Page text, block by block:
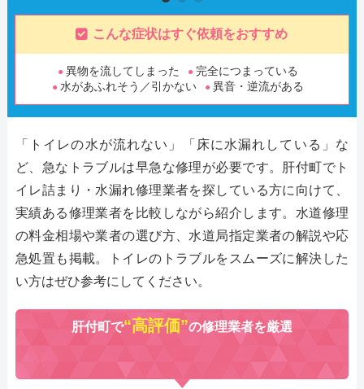
こんな症状はすぐ依頼をおすすめ
異物を流してしまった
完全につまっている
水があふれそう／引かない
異音・逆流がある
「トイレの水が流れない」「床に水漏れしている」な
ど、急なトラブルは早急な修理が必要です。肝付町でト
イレ詰まり・水漏れ修理業者を探している方に向けて、
実績ある修理業者を比較しながら紹介します。水道修理
の料金相場や業者の選び方、水道局指定業者の解説や応
急処置も掲載。トイレのトラブルをスムーズに解決した
い方はぜひ参考にしてください。
肝付町で“高評価”の修理業者を厳選